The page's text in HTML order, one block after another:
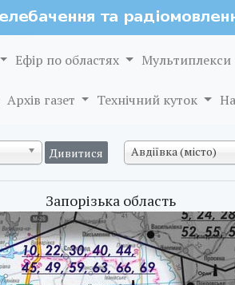
Ефір по областях Мультиплекси
Архів газет Технічний куток
Авдіївка (місто)
Запорізька область